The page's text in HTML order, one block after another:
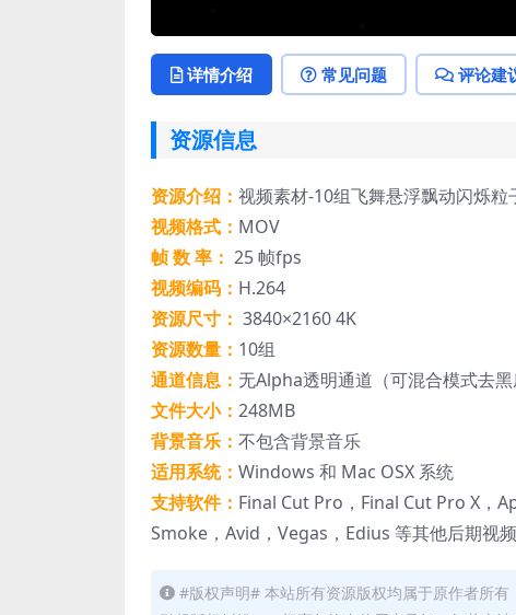
详情介绍 常见问题 评论建
资源信息
资源介绍： 视频素材-10组飞舞悬浮飘动闪烁粒
视频格式： MOV
帧 数 率： 25 帧fps
视频编码： H.264
资源尺寸： 3840×2160 4K
资源数量： 10组
通道信息： 无Alpha透明通道（可混合模式去黑
文件大小： 248MB
背景音乐： 不包含背景音乐
适用系统： Windows 和 Mac OSX 系统
支持软件： Final Cut Pro，Final Cut Pro X，
Smoke，Avid，Vegas，Edius 等其他后期视
#版权声明# 本站所有资源版权均属于原作者所